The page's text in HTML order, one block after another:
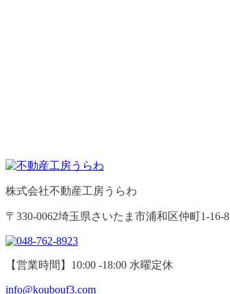
株式会社不動産工房うらわ
〒330-0062埼玉県さいたま市浦和区仲町1-16-8
【営業時間】10:00 -18:00 水曜定休
info@koubouf3.com